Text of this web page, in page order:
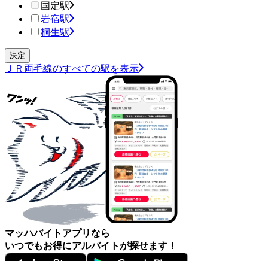
国定駅
岩宿駅
桐生駅
ＪＲ両毛線のすべての駅を表示
マッハバイトアプリなら
いつでもお得にアルバイトが探せます！